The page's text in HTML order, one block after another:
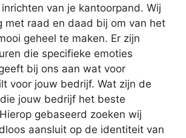
van je kantoorpand. Wij
met raad en daad bij om van het
geheel te maken. Er zijn
die specifieke emoties
bij ons aan wat voor
voor jouw bedrijf. Wat zijn de
jouw bedrijf het beste
gebaseerd zoeken wij
aansluit op de identiteit van